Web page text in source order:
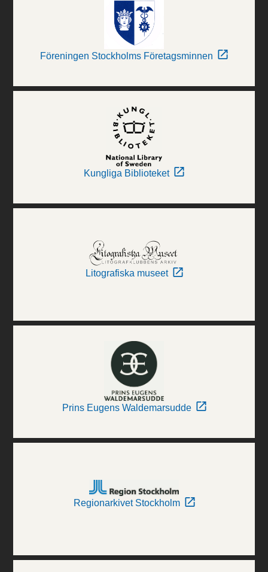
Föreningen Stockholms Företagsminnen
Kungliga Biblioteket
Litografiska museet
Prins Eugens Waldemarsudde
Regionarkivet Stockholm